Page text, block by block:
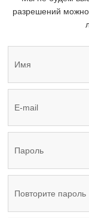
разрешений можно